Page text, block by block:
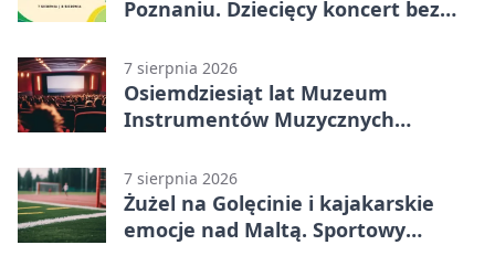
Poznaniu. Dziecięcy koncert bez
7 sierpnia 2026
Osiemdziesiąt lat Muzeum
Instrumentów Muzycznych
7 sierpnia 2026
Żużel na Golęcinie i kajakarskie
emocje nad Maltą. Sportowy